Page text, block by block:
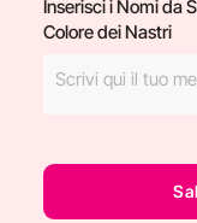
Inserisci i Nomi da
Colore dei Nastri